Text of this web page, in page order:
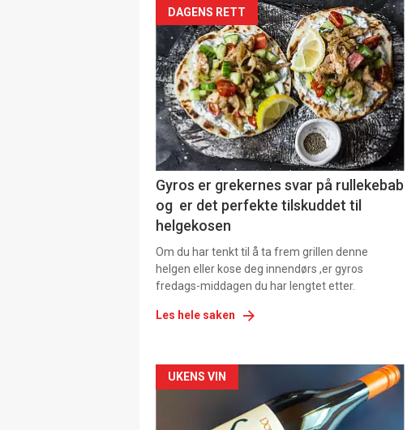
DAGENS RETT
Gyros er grekernes svar på rullekebab
og er det perfekte tilskuddet til
helgekosen
Om du har tenkt til å ta frem grillen denne
helgen eller kose deg innendørs ,er gyros
fredags-middagen du har lengtet etter.
Les hele saken
Forsiden
akkurat
UKENS VIN